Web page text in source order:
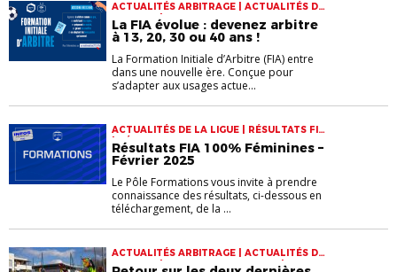
ACTUALITÉS ARBITRAGE | ACTUALITÉS DE
LA LIGUE | FORMATION ARBITRES
La FIA évolue : devenez arbitre
à 13, 20, 30 ou 40 ans !
La Formation Initiale d’Arbitre (FIA) entre
dans une nouvelle ère. Conçue pour
s’adapter aux usages actue...
ACTUALITÉS DE LA LIGUE | RÉSULTATS FIA
| RÉSULTATS FORMATIONS
Résultats FIA 100% Féminines –
Février 2025
Le Pôle Formations vous invite à prendre
connaissance des résultats, ci-dessous en
téléchargement, de la ...
ACTUALITÉS ARBITRAGE | ACTUALITÉS DE
LA LIGUE | FORMATION ARBITRES |